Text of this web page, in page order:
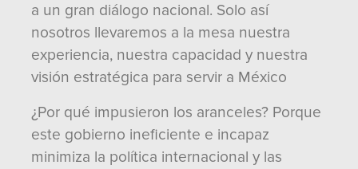
a un gran diálogo nacional. Solo así
nosotros llevaremos a la mesa nuestra
experiencia, nuestra capacidad y nuestra
visión estratégica para servir a México
¿Por qué impusieron los aranceles? Porque
este gobierno ineficiente e incapaz
minimiza la política internacional y las